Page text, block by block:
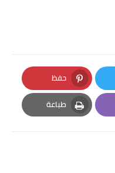
حفظ
Pinterest
طباعة
Print